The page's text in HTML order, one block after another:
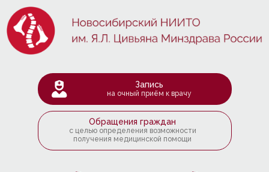
Запись
на очный приём к врачу
Обращения граждан
с целью определения возможности
получения медицинской помощи